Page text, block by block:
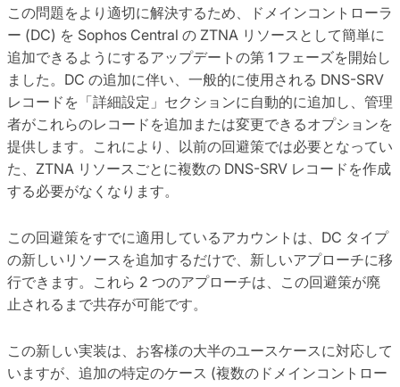
この問題をより適切に解決するため、ドメインコントローラ
ー (DC) を Sophos Central の ZTNA リソースとして簡単に
追加できるようにするアップデートの第 1 フェーズを開始し
ました。DC の追加に伴い、一般的に使用される DNS-SRV
レコードを「詳細設定」セクションに自動的に追加し、管理
者がこれらのレコードを追加または変更できるオプションを
提供します。これにより、以前の回避策では必要となってい
た、ZTNA リソースごとに複数の DNS-SRV レコードを作成
する必要がなくなります。
この回避策をすでに適用しているアカウントは、DC タイプ
の新しいリソースを追加するだけで、新しいアプローチに移
行できます。これら 2 つのアプローチは、この回避策が廃
止されるまで共存が可能です。
この新しい実装は、お客様の大半のユースケースに対応して
いますが、追加の特定のケース (複数のドメインコントロー